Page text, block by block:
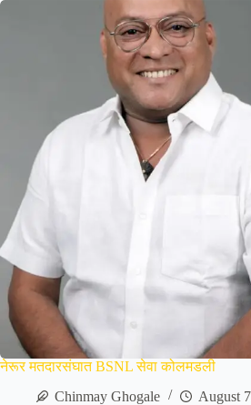
नेरूर मतदारसंघात BSNL सेवा कोलमडली
Chinmay Ghogale
August